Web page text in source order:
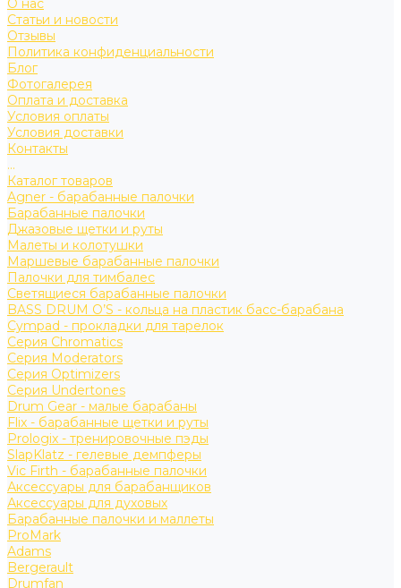
О нас
Статьи и новости
Отзывы
Политика конфиденциальности
Блог
Фотогалерея
Оплата и доставка
Условия оплаты
Условия доставки
Контакты
...
Каталог товаров
Agner - барабанные палочки
Барабанные палочки
Джазовые щетки и руты
Малеты и колотушки
Маршевые барабанные палочки
Палочки для тимбалес
Светящиеся барабанные палочки
BASS DRUM O’S - кольца на пластик басс-барабана
Cympad - прокладки для тарелок
Серия Chromatics
Серия Moderators
Серия Optimizers
Серия Undertones
Drum Gear - малые барабаны
Flix - барабанные щетки и руты
Prologix - тренировочные пэды
SlapKlatz - гелевые демпферы
Vic Firth - барабанные палочки
Аксессуары для барабанщиков
Аксессуары для духовых
Барабанные палочки и маллеты
ProMark
Adams
Bergerault
Drumfan